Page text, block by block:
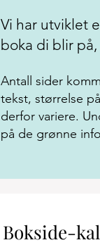
Vi har utviklet
boka di blir
Antall sider
tekst, størrelse
derfor variere.
på de grønne
Bokside-